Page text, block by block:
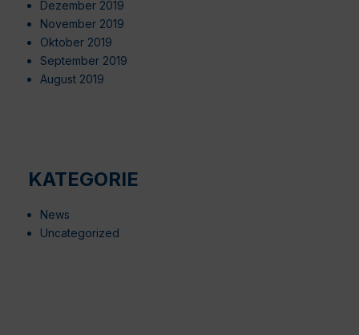
Dezember 2019
November 2019
Oktober 2019
September 2019
August 2019
KATEGORIE
News
Uncategorized